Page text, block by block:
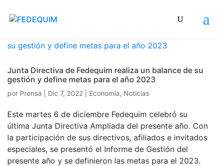
Junta Directiva de Fedequim realiza un balance de su
gestión y define metas para el año 2023
por Prensa Dic 7, 2022 Economía, Noticias
Este martes 6 de diciembre Fedequim celebró su
última Junta Directiva Ampliada del presente año. Con
la participación de sus directivos, afiliados e invitados
especiales, se presentó el Informe de Gestión del
presente año y se definieron las metas para el 2023.